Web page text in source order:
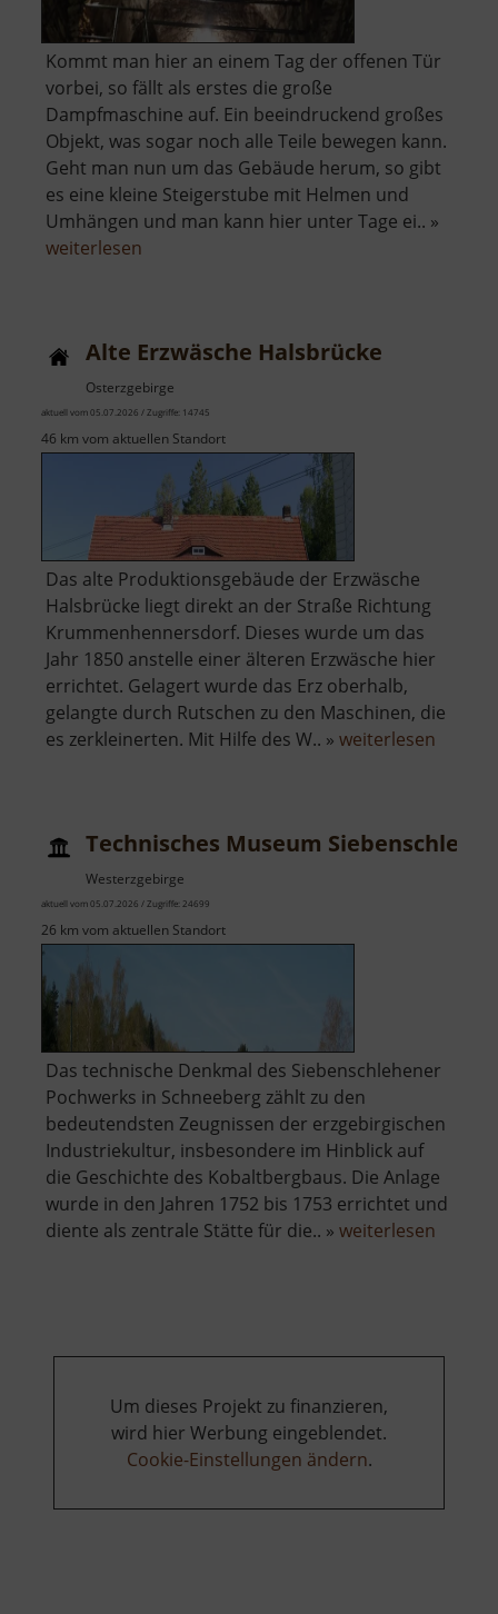
Kommt man hier an einem Tag der offenen Tür
vorbei, so fällt als erstes die große
Dampfmaschine auf. Ein beeindruckend großes
Objekt, was sogar noch alle Teile bewegen kann.
Geht man nun um das Gebäude herum, so gibt
es eine kleine Steigerstube mit Helmen und
Umhängen und man kann hier unter Tage ei.. »
weiterlesen
Alte Erzwäsche Halsbrücke
Osterzgebirge
aktuell vom 05.07.2026 / Zugriffe: 14745
46 km vom aktuellen Standort
Das alte Produktionsgebäude der Erzwäsche
Halsbrücke liegt direkt an der Straße Richtung
Krummenhennersdorf. Dieses wurde um das
Jahr 1850 anstelle einer älteren Erzwäsche hier
errichtet. Gelagert wurde das Erz oberhalb,
gelangte durch Rutschen zu den Maschinen, die
es zerkleinerten. Mit Hilfe des W.. » weiterlesen
Technisches Museum
Westerzgebirge
aktuell vom 05.07.2026 / Zugriffe: 24699
26 km vom aktuellen Standort
Das technische Denkmal des Siebenschlehener
Pochwerks in Schneeberg zählt zu den
bedeutendsten Zeugnissen der erzgebirgischen
Industriekultur, insbesondere im Hinblick auf
die Geschichte des Kobaltbergbaus. Die Anlage
wurde in den Jahren 1752 bis 1753 errichtet und
diente als zentrale Stätte für die.. » weiterlesen
Um dieses Projekt zu finanzieren,
wird hier Werbung eingeblendet.
Cookie-Einstellungen ändern.